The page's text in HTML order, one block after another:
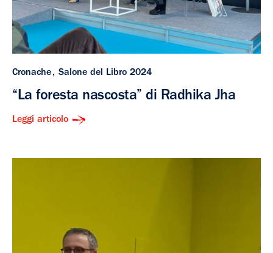
Cronache Salone del Libro 2024
“La foresta nascosta” di Radhika Jha
Leggi articolo